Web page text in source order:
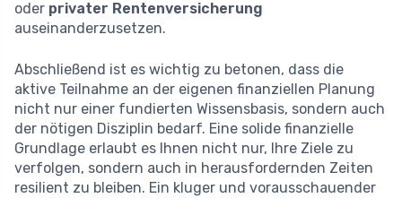
oder privater Rentenversicherung
auseinanderzusetzen.
Abschließend ist es wichtig zu betonen, dass die
aktive Teilnahme an der eigenen finanziellen Planung
nicht nur einer fundierten Wissensbasis, sondern auch
der nötigen Disziplin bedarf. Eine solide finanzielle
Grundlage erlaubt es Ihnen nicht nur, Ihre Ziele zu
verfolgen, sondern auch in herausfordernden Zeiten
resilient zu bleiben. Ein kluger und vorausschauender